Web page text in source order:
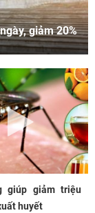
giảm 20%
giúp giảm triệu
huyết